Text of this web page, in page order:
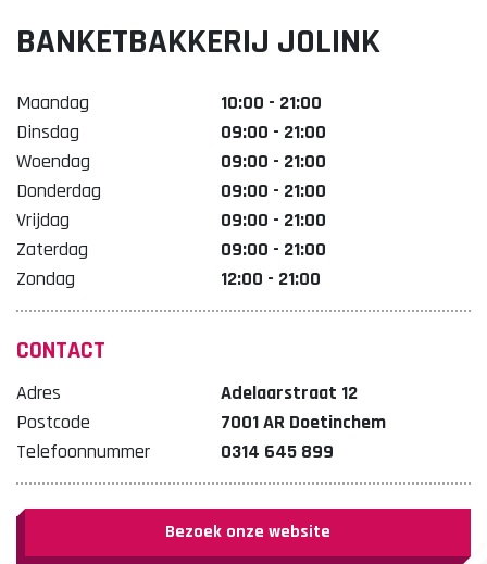
Organisatie Binnenstadbedrijf Doetinchem
BANKETBAKKERIJ JOLINK
Maandag
10:00 - 21:00
Dinsdag
09:00 - 21:00
Woendag
09:00 - 21:00
Donderdag
09:00 - 21:00
Vrijdag
09:00 - 21:00
Zaterdag
09:00 - 21:00
Zondag
12:00 - 21:00
CONTACT
Adres
Adelaarstraat 12
Postcode
7001 AR Doetinchem
Telefoonnummer
0314 645 899
Bezoek onze website